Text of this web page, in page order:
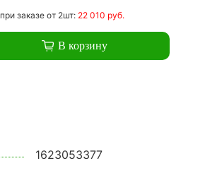
при заказеот 2шт: 22 010 руб.
В корзину
1623053377